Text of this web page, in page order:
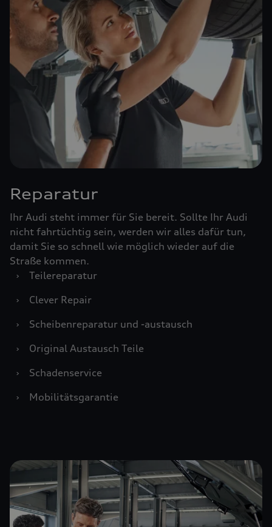
Reparatur
Ihr Audi steht immer für Sie bereit. Sollte Ihr Audi
nicht fahrtüchtig sein, werden wir alles dafür tun,
damit Sie so schnell wie möglich wieder auf die
Straße kommen.
›
Teilereparatur
›
Clever Repair
›
Scheibenreparatur und -austausch
›
Original Austausch Teile
›
Schadenservice
›
Mobilitätsgarantie